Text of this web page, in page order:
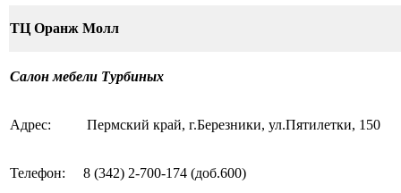
ТЦ Оранж Молл
Салон мебели Турбиных
Адрес: Пермский край, г.Березники, ул.Пятилетки, 150
Телефон: 8 (342) 2-700-174 (доб.600)